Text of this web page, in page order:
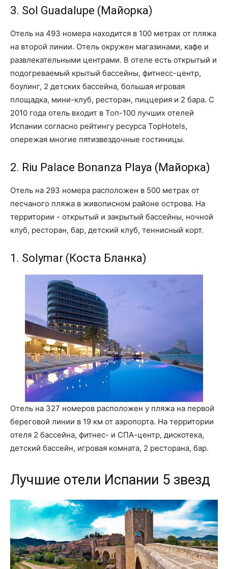
3. Sol Guadalupe (Майорка)
Отель на 493 номера находится в 100 метрах от пляжа
на второй линии. Отель окружен магазинами, кафе и
развлекательными центрами. В отеле есть открытый и
подогреваемый крытый бассейны, фитнесс-центр,
боулинг, 2 детских бассейна, большая игровая
площадка, мини-клуб, ресторан, пиццерия и 2 бара. С
2010 года отель входит в Топ-100 лучших отелей
Испании согласно рейтингу ресурса TopHotels,
опережая многие пятизвездочные гостиницы.
2. Riu Palace Bonanza Playa (Майорка)
Отель на 293 номера расположен в 500 метрах от
песчаного пляжа в живописном районе острова. На
территории - открытый и закрытый бассейны, ночной
клуб, ресторан, бар, детский клуб, теннисный корт.
1. Solymar (Коста Бланка)
Отель на 327 номеров расположен у пляжа на первой
береговой линии в 19 км от аэропорта. На территории
отеля 2 бассейна, фитнес- и СПА-центр, дискотека,
детский бассейн, игровая комната, 2 ресторана, бар.
Лучшие отели Испании 5 звезд